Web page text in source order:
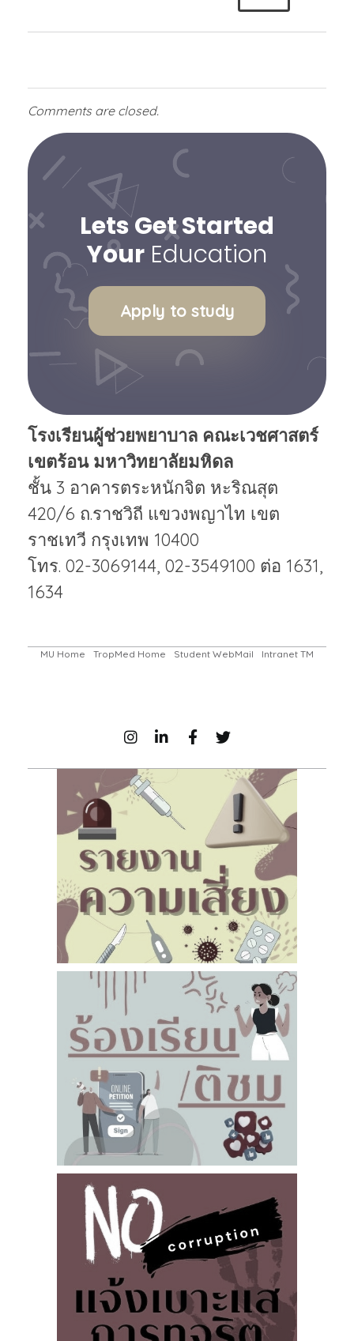
Comments are closed.
Lets Get Started
Your Education
Apply to study
โรงเรียนผู้ช่วยพยาบาล คณะเวชศาสตร์
เขตร้อน มหาวิทยาลัยมหิดล
ชั้น 3 อาคารตระหนักจิต หะริณสุต
420/6 ถ.ราชวิถี แขวงพญาไท เขต
ราชเทวี กรุงเทพ 10400
โทร. 02-3069144, 02-3549100 ต่อ 1631,
1634
MU Home TropMed Home Student WebMail Intranet TM